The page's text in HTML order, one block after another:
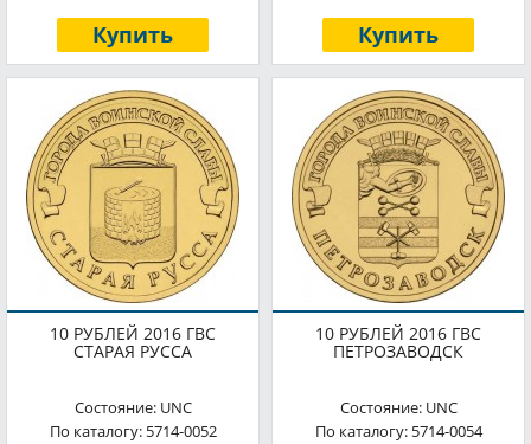
Купить Купить
10 РУБЛЕЙ 2016 ГВС
СТАРАЯ РУССА
Состояние: UNC
По каталогу: 5714-0052
10 РУБЛЕЙ 2016 ГВС
ПЕТРОЗАВОДСК
Состояние: UNC
По каталогу: 5714-0054